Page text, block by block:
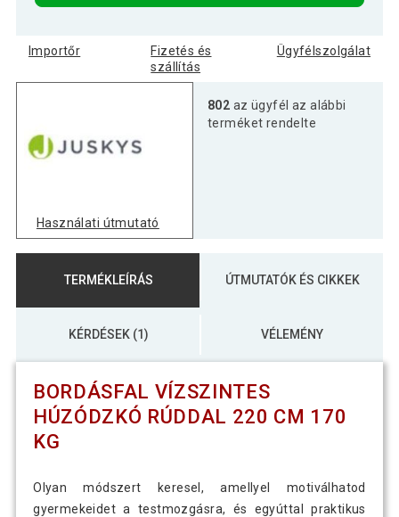
Importőr
Fizetés és
szállítás
Ügyfélszolgálat
Használati útmutató
802 az ügyfél az alábbi
terméket rendelte
TERMÉKLEÍRÁS ÚTMUTATÓK ÉS CIKKEK
KÉRDÉSEK (1) VÉLEMÉNY
BORDÁSFAL VÍZSZINTES
HÚZÓDZKÓ RÚDDAL 220 CM 170
KG
Olyan módszert keresel, amellyel motiválhatod
gyermekeidet a testmozgásra, és egyúttal praktikus